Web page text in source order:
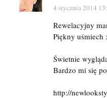
4 stycznia 2014
Rewelacyjny
Piękny uśmiech
Świetnie
Bardzo mi się
http://